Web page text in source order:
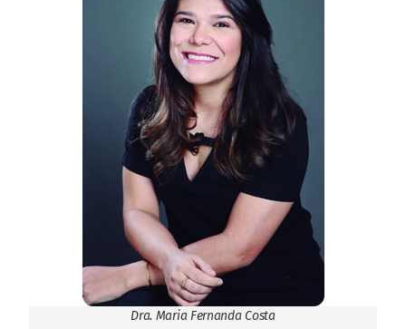
Dra. Maria Fernanda Costa